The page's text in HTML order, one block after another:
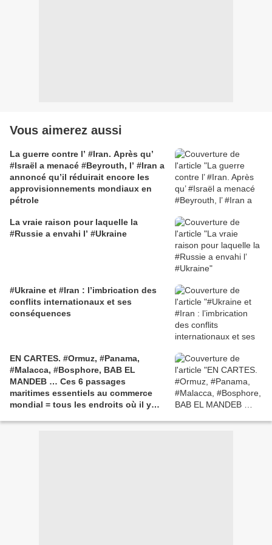
Vous aimerez aussi
La guerre contre l’ #Iran. Après qu’
#Israël a menacé #Beyrouth, l’ #Iran a
annoncé qu’il réduirait encore les
approvisionnements mondiaux en
pétrole
La vraie raison pour laquelle la
#Russie a envahi l’ #Ukraine
#Ukraine et #Iran : l’imbrication des
conflits internationaux et ses
conséquences
EN CARTES. #Ormuz, #Panama,
#Malacca, #Bosphore, BAB EL
MANDEB … Ces 6 passages
maritimes essentiels au commerce
mondial = tous les endroits où il y